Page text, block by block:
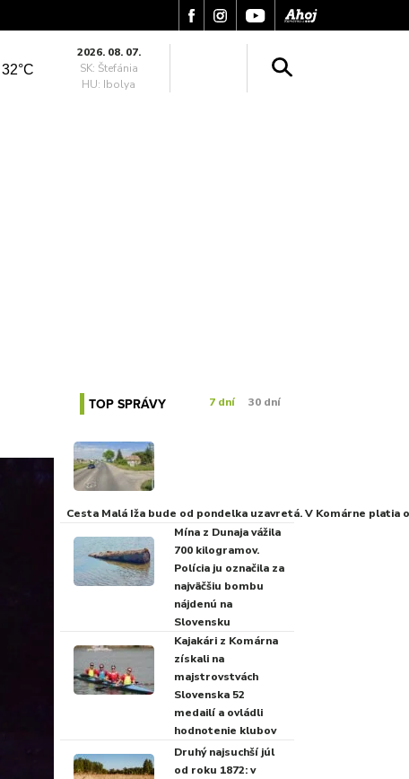
32°C
2026. 08. 07.
SK: Štefánia
HU: Ibolya
TOP SPRÁVY 7 dní 30 dní
Cesta Malá Iža bude od pondelka uzavretá. V Komárne platia
Mína z Dunaja vážila
700 kilogramov.
Polícia ju označila za
najväčšiu bombu
nájdenú na
Slovensku
Kajakári z Komárna
získali na
majstrovstvách
Slovenska 52
medailí a ovládli
hodnotenie klubov
Druhý najsuchší júl
od roku 1872: v